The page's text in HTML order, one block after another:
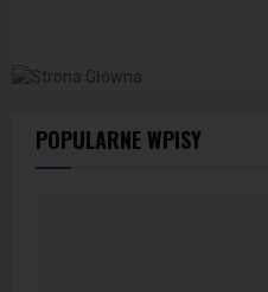
POPULARNE WPISY